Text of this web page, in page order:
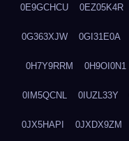
0E9GCHCU 0EZ05K4R
0G363XJW 0GI31E0A
0H7Y9RRM 0H9OI0N1
0IM5QCNL 0IUZL33Y
0JX5HAPI 0JXDX9ZM